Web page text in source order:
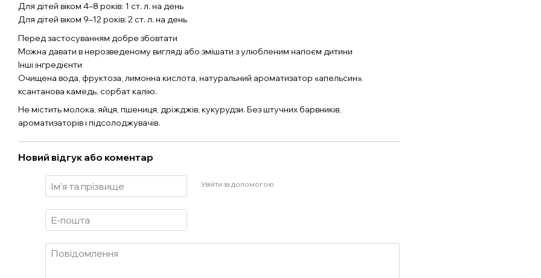
Для дітей віком 4–8 років: 1 ст. л. на день
Для дітей віком 9–12 років: 2 ст. л. на день
Перед застосуванням добре збовтати
Можна давати в нерозведеному вигляді або змішати з улюбленим напоєм дитини
Інші інгредієнти
Очищена вода, фруктоза, лимонна кислота, натуральний ароматизатор «апельсин»,
ксантанова камедь, сорбат калію.
Не містить молока, яйця, пшениця, дріжджів, кукурудзи. Без штучних барвників,
ароматизаторів і підсолоджувачів.
Новий відгук або коментар
Увійти за допомогою